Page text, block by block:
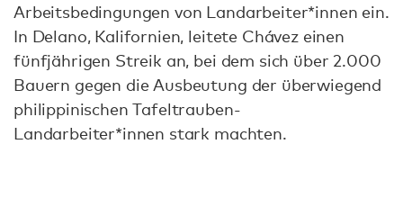
Arbeitsbedingungen von Landarbeiter*innen ein.
In Delano, Kalifornien, leitete Chávez einen
fünfjährigen Streik an, bei dem sich über 2.000
Bauern gegen die Ausbeutung der überwiegend
philippinischen Tafeltrauben-
Landarbeiter*innen stark machten.